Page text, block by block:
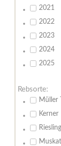
2021
2022
2023
2024
2025
Rebsorte:
Müller
Kerner
Riesling